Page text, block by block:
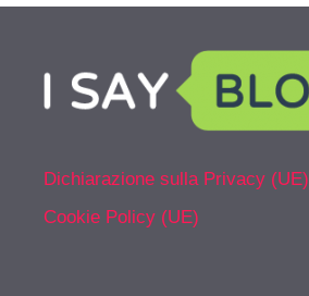
Dichiarazione sulla Privacy (UE)
Cookie Policy (UE)